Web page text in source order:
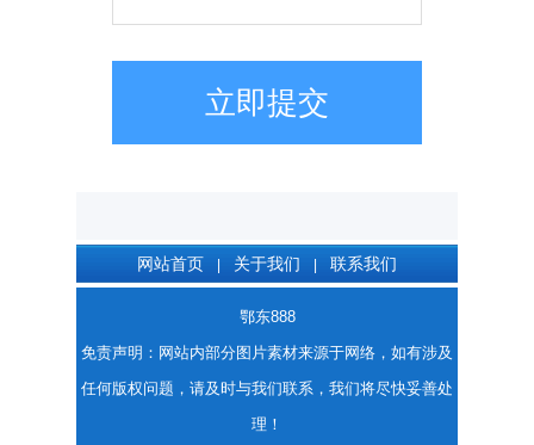
立即提交
网站首页 关于我们 联系我们
鄂东888
免责声明：网站内部分图片素材来源于网络，如有涉及
任何版权问题，请及时与我们联系，我们将尽快妥善处
理！